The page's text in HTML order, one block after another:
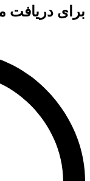
برای دریافت